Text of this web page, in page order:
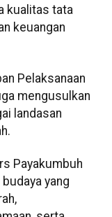
kualitas tata
keuangan
Pelaksanaan
mengusulkan
landasan
Payakumbuh
yang